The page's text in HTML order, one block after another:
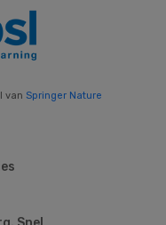
van Springer Nature